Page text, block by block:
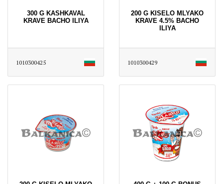
300 G KASHKAVAL
KRAVE BACHO ILIYA
1010300425
200 G KISELO MLYAKO
KRAVE 4.5% BACHO
ILIYA
1010300429